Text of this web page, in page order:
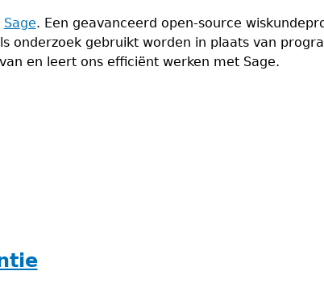
Sage. Een geavanceerd open-source
onderzoek gebruikt worden in plaats van
en leert ons efficiënt werken met Sage.